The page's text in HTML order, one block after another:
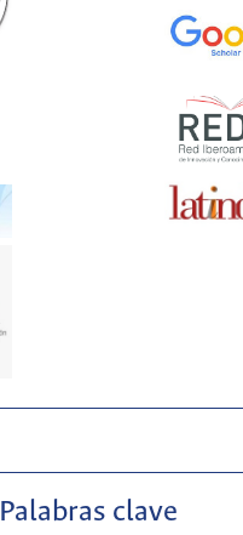
Palabras clave